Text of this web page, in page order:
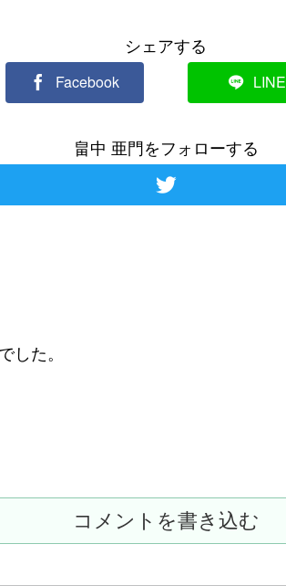
シェアする
Facebook LINE
畠中 亜門をフォローする
した。
コメントを書き込む